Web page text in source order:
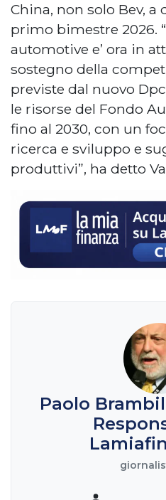
China, non solo Bev, a
primo bimestre 2026.
automotive e’ ora in
sostegno della
previste dal nuovo
le risorse del Fondo
fino al 2030, con un
ricerca e sviluppo e
produttivi”, ha detto
Paolo